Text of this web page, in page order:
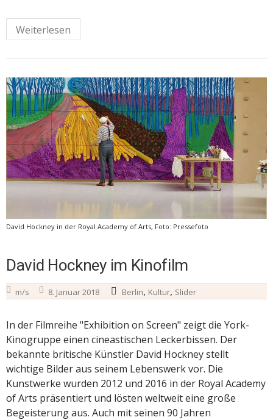
Weiterlesen
David Hockney in der Royal Academy of Arts, Foto: Pressefoto
David Hockney im Kinofilm
m/s 8. Januar 2018 Berlin, Kultur, Slider
In der Filmreihe "Exhibition on Screen" zeigt die York-
Kinogruppe einen cineastischen Leckerbissen. Der
bekannte britische Künstler David Hockney stellt
wichtige Bilder aus seinem Lebenswerk vor. Die
Kunstwerke wurden 2012 und 2016 in der Royal Academy
of Arts präsentiert und lösten weltweit eine große
Begeisterung aus. Auch mit seinen 90 Jahren